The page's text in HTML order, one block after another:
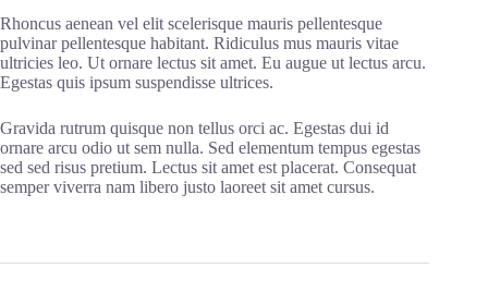
Rhoncus aenean vel elit scelerisque mauris pellentesque
pulvinar pellentesque habitant. Ridiculus mus mauris vitae
ultricies leo. Ut ornare lectus sit amet. Eu augue ut lectus arcu.
Egestas quis ipsum suspendisse ultrices.
Gravida rutrum quisque non tellus orci ac. Egestas dui id
ornare arcu odio ut sem nulla. Sed elementum tempus egestas
sed sed risus pretium. Lectus sit amet est placerat. Consequat
semper viverra nam libero justo laoreet sit amet cursus.